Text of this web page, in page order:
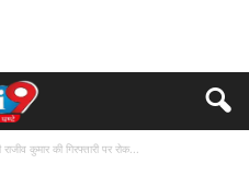
कुमार की गिरफ्तारी पर रोक...